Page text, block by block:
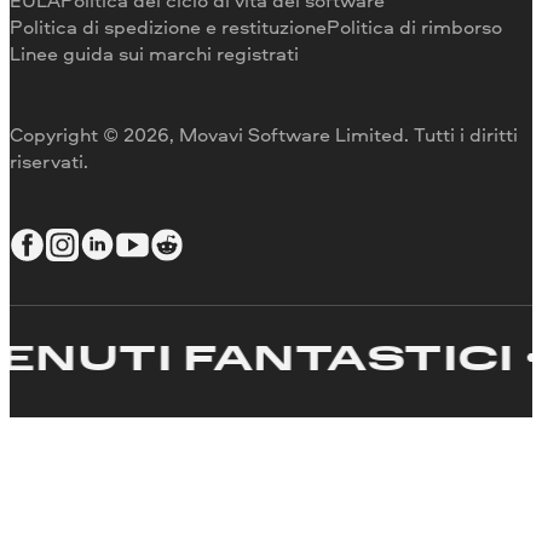
Copyright © 2026, Movavi Software Limited. Tutti i diritti
riservati.
Politica di spedizione e restituzionePolitica di rimborso
Linee guida sui marchi registrati
FANTASTICI